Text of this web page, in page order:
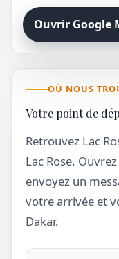
Ouvrir Google
OÙ NOUS
Votre point de
Retrouvez Lac
Lac Rose.
envoyez un
votre arrivée et
Dakar.